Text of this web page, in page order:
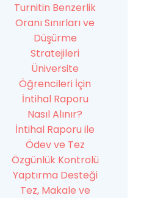
Turnitin Benzerlik
Oranı Sınırları ve
Düşürme
Stratejileri
Üniversite
Öğrencileri İçin
İntihal Raporu
Nasıl Alınır?
İntihal Raporu ile
Ödev ve Tez
Özgünlük Kontrolü
Yaptırma Desteği
Tez, Makale ve